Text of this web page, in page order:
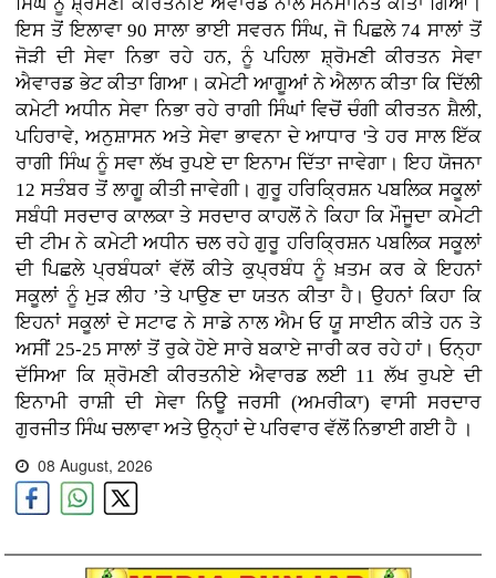
ਇਸ ਤੋਂ ਇਲਾਵਾ 90 ਸਾਲਾ ਭਾਈ ਸਵਰਨ ਸਿੰਘ, ਜੋ ਪਿਛਲੇ 74 ਸਾਲਾਂ ਤੋਂ
ਜੋੜੀ ਦੀ ਸੇਵਾ ਨਿਭਾ ਰਹੇ ਹਨ, ਨੂੰ ਪਹਿਲਾ ਸ਼੍ਰੋਮਣੀ ਕੀਰਤਨ ਸੇਵਾ
ਐਵਾਰਡ ਭੇਟ ਕੀਤਾ ਗਿਆ। ਕਮੇਟੀ ਆਗੂਆਂ ਨੇ ਐਲਾਨ ਕੀਤਾ ਕਿ ਦਿੱਲੀ
ਕਮੇਟੀ ਅਧੀਨ ਸੇਵਾ ਨਿਭਾ ਰਹੇ ਰਾਗੀ ਸਿੰਘਾਂ ਵਿਚੋਂ ਚੰਗੀ ਕੀਰਤਨ ਸ਼ੈਲੀ,
ਪਹਿਰਾਵੇ, ਅਨੁਸ਼ਾਸਨ ਅਤੇ ਸੇਵਾ ਭਾਵਨਾ ਦੇ ਆਧਾਰ 'ਤੇ ਹਰ ਸਾਲ ਇੱਕ
ਰਾਗੀ ਸਿੰਘ ਨੂੰ ਸਵਾ ਲੱਖ ਰੁਪਏ ਦਾ ਇਨਾਮ ਦਿੱਤਾ ਜਾਵੇਗਾ। ਇਹ ਯੋਜਨਾ
12 ਸਤੰਬਰ ਤੋਂ ਲਾਗੂ ਕੀਤੀ ਜਾਵੇਗੀ। ਗੁਰੂ ਹਰਿਕ੍ਰਿਸ਼ਨ ਪਬਲਿਕ ਸਕੂਲਾਂ
ਸਬੰਧੀ ਸਰਦਾਰ ਕਾਲਕਾ ਤੇ ਸਰਦਾਰ ਕਾਹਲੋਂ ਨੇ ਕਿਹਾ ਕਿ ਮੌਜੂਦਾ ਕਮੇਟੀ
ਦੀ ਟੀਮ ਨੇ ਕਮੇਟੀ ਅਧੀਨ ਚਲ ਰਹੇ ਗੁਰੂ ਹਰਿਕ੍ਰਿਸ਼ਨ ਪਬਲਿਕ ਸਕੂਲਾਂ
ਦੀ ਪਿਛਲੇ ਪ੍ਰਬੰਧਕਾਂ ਵੱਲੋਂ ਕੀਤੇ ਕੁਪ੍ਰਬੰਧ ਨੂੰ ਖ਼ਤਮ ਕਰ ਕੇ ਇਹਨਾਂ
ਸਕੂਲਾਂ ਨੂੰ ਮੁੜ ਲੀਹ ’ਤੇ ਪਾਉਣ ਦਾ ਯਤਨ ਕੀਤਾ ਹੈ। ਉਹਨਾਂ ਕਿਹਾ ਕਿ
ਇਹਨਾਂ ਸਕੂਲਾਂ ਦੇ ਸਟਾਫ ਨੇ ਸਾਡੇ ਨਾਲ ਐਮ ਓ ਯੂ ਸਾਈਨ ਕੀਤੇ ਹਨ ਤੇ
ਅਸੀਂ 25-25 ਸਾਲਾਂ ਤੋਂ ਰੁਕੇ ਹੋਏ ਸਾਰੇ ਬਕਾਏ ਜਾਰੀ ਕਰ ਰਹੇ ਹਾਂ। ਓਨ੍ਹਾ
ਦੱਸਿਆ ਕਿ ਸ਼੍ਰੋਮਣੀ ਕੀਰਤਨੀਏ ਐਵਾਰਡ ਲਈ 11 ਲੱਖ ਰੁਪਏ ਦੀ
ਇਨਾਮੀ ਰਾਸ਼ੀ ਦੀ ਸੇਵਾ ਨਿਊ ਜਰਸੀ (ਅਮਰੀਕਾ) ਵਾਸੀ ਸਰਦਾਰ
ਗੁਰਜੀਤ ਸਿੰਘ ਚਲਾਵਾ ਅਤੇ ਉਨ੍ਹਾਂ ਦੇ ਪਰਿਵਾਰ ਵੱਲੋਂ ਨਿਭਾਈ ਗਈ ਹੈ ।
08 August, 2026